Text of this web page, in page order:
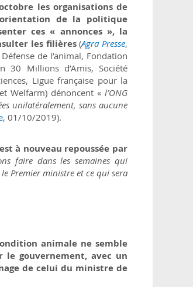
les organisations de
de la politique
ces « annonces », la
les filières(Agra Presse,
de l’animal, Fondation
30 Millions d’Amis, Société
Ligue française pour la
Welfarm) dénoncent « l’ONG
unilatéralement, sans aucune
, 01/10/2019).
à nouveau repoussée par
faire dans les semaines qui
Premier ministre et ce qui sera
animale ne semble
le gouvernement, avec un
de celui du ministre de